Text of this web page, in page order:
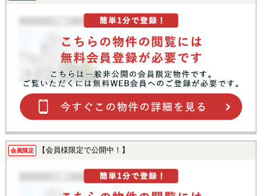
会員限定 【会員様限定で公開中！】